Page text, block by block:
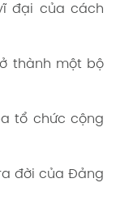
đại của cách
thành một bộ
tổ chức cộng
đời của Đảng